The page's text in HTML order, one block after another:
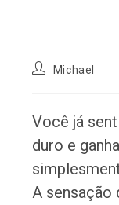
AutorMichael
Você já
duro e
A sensação